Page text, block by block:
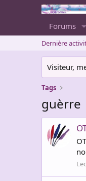
Forums
Dernière
Visiteur,
Tags
guèrre